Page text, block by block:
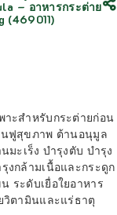
– อาหารกระต่าย
(469011)
าะสำหรับกระต่ายก่อน
ฟูสุขภาพ ต้านอนุมูล
มะเร็ง บำรุงตับ บำรุง
งกล้ามเนื้อและกระดูก
ระดับเยื่อใยอาหาร
วิตามินและแร่ธาตุ